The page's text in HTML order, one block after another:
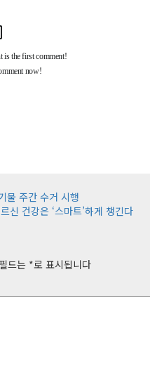
물 주간 수거 시행
신 건강은 ‘스마트’하게 챙긴다
드는 *로 표시됩니다